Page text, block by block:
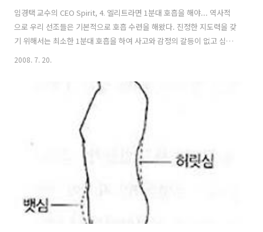
임경택 교수의 CEO Spirit, 4. 엘리트라면 1분대 호흡을 해야... 역사적
으로 우리 선조들은 기본적으로 호흡 수련을 해왔다. 진정한 지도력을 갖
기 위해서는 최소한 1분대 호흡을 하여 사고와 감정의 갈등이 없고 심신
다. 일반적으로 엘리트라고 하면 그 수단이 돈이든, 권력이든, 명예든 남
에게 영향을 끼치는 입장에 있는 사람이라고 할 수 있다. 그러나 돈과 권
력과 명예가 있거나 학력이 높다고 해서 모두가 신뢰와 존경을 받는 엘리
트라고 할 수 있을까? 역사적으로 우리 선조들은 특히 엘리트는 기본적
으로 호흡 수련을 해왔다. 삼국 시대에는 국가 교육 기관에서 실시해 강
2008. 7. 20.